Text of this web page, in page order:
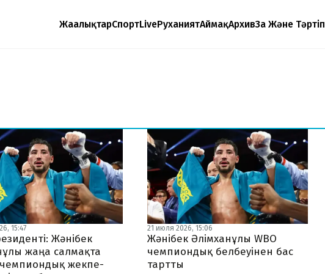
ЖаңалықтарСпортLiveРуханиятАймақАрхивЗаң Және Тәртіп
15:47
Жәнібек
жаңа салмақта
чемпиондық жекпе-
21 июля 2026, 15:06
Жәнібек Әлімханұлы WBO
чемпиондық белбеуінен бас
тартты